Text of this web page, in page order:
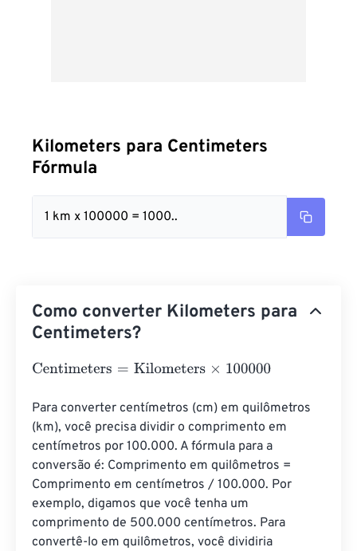
Kilometers para Centimeters
Fórmula
1 km x 100000 = 1000..
Como converter Kilometers para
Centimeters?
Centimeters= Kilometers×100000
Para converter centímetros (cm) em quilômetros
(km), você precisa dividir o comprimento em
centímetros por 100.000. A fórmula para a
conversão é: Comprimento em quilômetros =
Comprimento em centímetros / 100.000. Por
exemplo, digamos que você tenha um
comprimento de 500.000 centímetros. Para
convertê-lo em quilômetros, você dividiria